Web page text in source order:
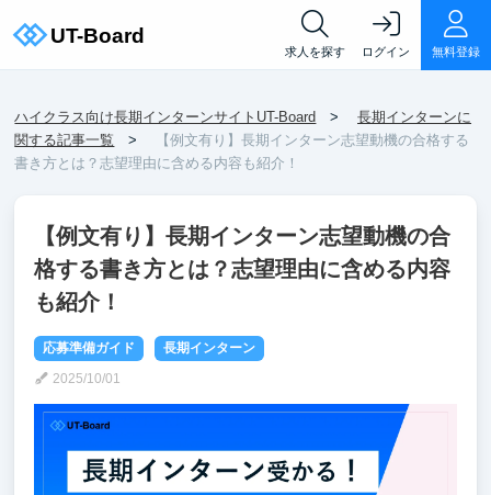
求人を探す ログイン 無料登録
ハイクラス向け長期インターンサイトUT-Board
長期インターンに
関する記事一覧
【例文有り】長期インターン志望動機の合格する
書き方とは？志望理由に含める内容も紹介！
【例文有り】長期インターン志望動機の合
格する書き方とは？志望理由に含める内容
も紹介！
応募準備ガイド 長期インターン
2025/10/01